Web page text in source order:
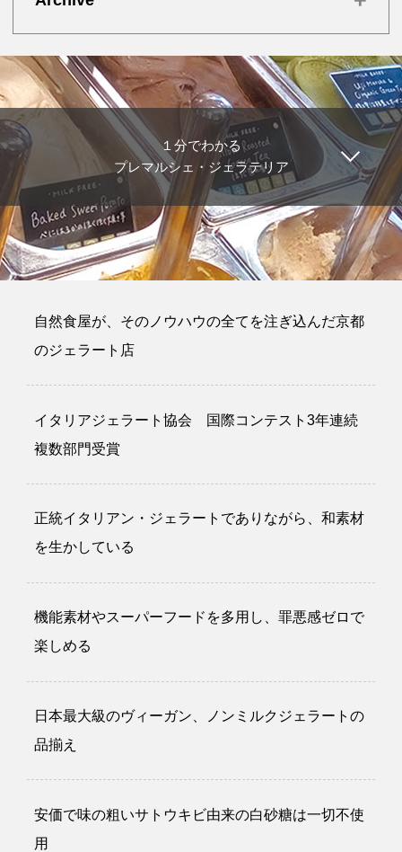
１分でわかる
プレマルシェ・ジェラテリア
自然食屋が、そのノウハウの全てを注ぎ込んだ京都
のジェラート店
イタリアジェラート協会 国際コンテスト3年連続
複数部門受賞
正統イタリアン・ジェラートでありながら、和素材
を生かしている
機能素材やスーパーフードを多用し、罪悪感ゼロで
楽しめる
日本最大級のヴィーガン、ノンミルクジェラートの
品揃え
安価で味の粗いサトウキビ由来の白砂糖は一切不使
用